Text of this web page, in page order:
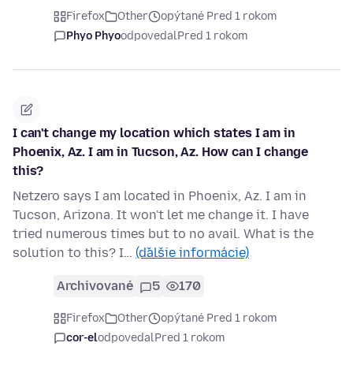
Firefox Other
opýtané Pred 1 rokom
Phyo PhyoodpovedalPred 1 rokom
I can't change my location which states I am in
Phoenix, Az. I am in Tucson, Az. How can I change
this?
Netzero says I am located in Phoenix, Az. I am in
Tucson, Arizona. It won't let me change it. I have
tried numerous times but to no avail. What is the
solution to this? I… (ďalšie informácie)
Archivované 5 170
Firefox Other
opýtané Pred 1 rokom
cor-elodpovedalPred 1 rokom